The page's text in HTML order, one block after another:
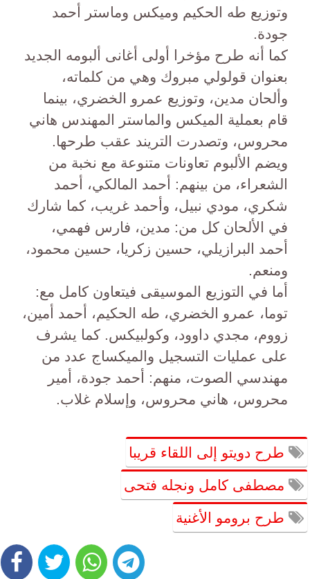
وتوزيع طه الحكيم وميكس وماستر أحمد
جودة.
كما أنه طرح مؤخرا أولى أغانى ألبومه الجديد
بعنوان قولولي مبروك وهي من كلماته،
وألحان مدين، وتوزيع عمرو الخضري، بينما
قام بعملية الميكس والماستر المهندس هاني
محروس، وتصدرت التريند عقب طرحها.
ويضم الألبوم تعاونات متنوعة مع نخبة من
الشعراء، من بينهم: أحمد المالكي، أحمد
شكري، مودي نبيل، وأحمد غريب، كما شارك
في الألحان كل من: مدين، فارس فهمي،
أحمد البرازيلي، حسين زكريا، حسين محمود،
ومنعم.
أما في التوزيع الموسيقى فيتعاون كامل مع:
توما، عمرو الخضري، طه الحكيم، أحمد أمين،
زووم، مجدي داوود، وكولبيكس. كما يشرف
على عمليات التسجيل والميكساج عدد من
مهندسي الصوت، منهم: أحمد جودة، أمير
محروس، هاني محروس، وإسلام غلاب.
طرح دويتو إلى اللقاء قريبا
مصطفى كامل ونجله فتحى
طرح برومو الأغنية